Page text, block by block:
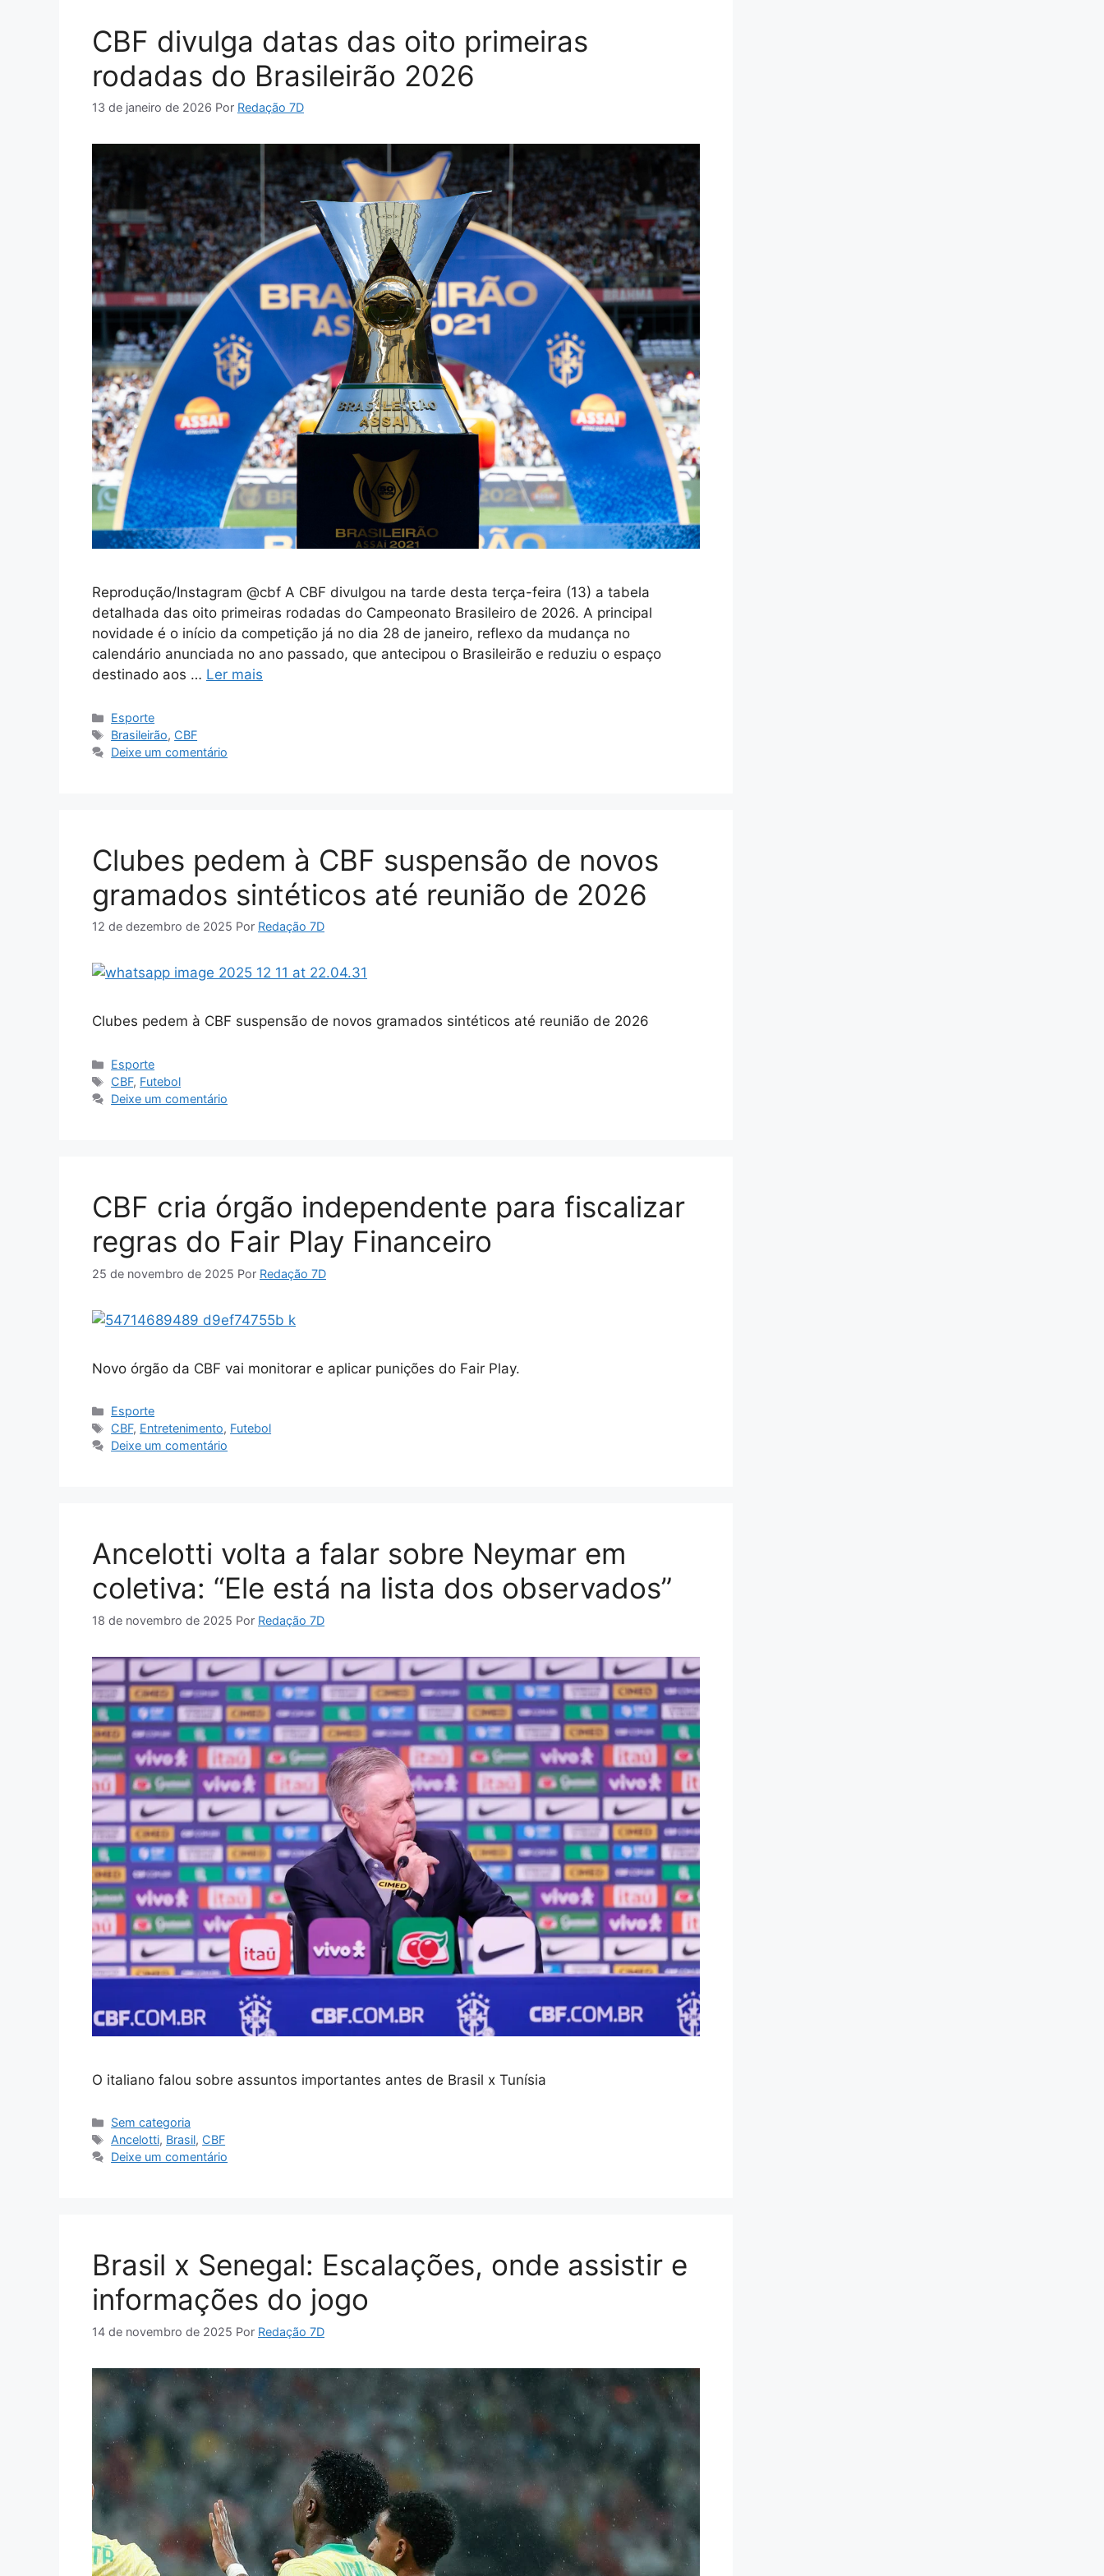
CBF divulga datas das oito primeiras
rodadas do Brasileirão 2026
13 de janeiro de 2026 Por Redação 7D
Reprodução/Instagram @cbf A CBF divulgou na tarde desta terça-feira (13) a tabela
detalhada das oito primeiras rodadas do Campeonato Brasileiro de 2026. A principal
novidade é o início da competição já no dia 28 de janeiro, reflexo da mudança no
calendário anunciada no ano passado, que antecipou o Brasileirão e reduziu o espaço
destinado aos … Ler mais
Categorias
Esporte
Tags
Brasileirão, CBF
Deixe um comentário
Clubes pedem à CBF suspensão de novos
gramados sintéticos até reunião de 2026
12 de dezembro de 2025 Por Redação 7D
Clubes pedem à CBF suspensão de novos gramados sintéticos até reunião de 2026
Categorias
Esporte
Tags
CBF, Futebol
Deixe um comentário
CBF cria órgão independente para fiscalizar
regras do Fair Play Financeiro
25 de novembro de 2025 Por Redação 7D
Novo órgão da CBF vai monitorar e aplicar punições do Fair Play.
Categorias
Esporte
Tags
CBF, Entretenimento, Futebol
Deixe um comentário
Ancelotti volta a falar sobre Neymar em
coletiva: “Ele está na lista dos observados”
18 de novembro de 2025 Por Redação 7D
O italiano falou sobre assuntos importantes antes de Brasil x Tunísia
Categorias
Sem categoria
Tags
Ancelotti, Brasil, CBF
Deixe um comentário
Brasil x Senegal: Escalações, onde assistir e
informações do jogo
14 de novembro de 2025 Por Redação 7D